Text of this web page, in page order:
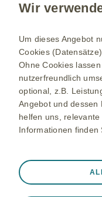
Kontakt/
Bestellservice
Therapiegebiete
Meningokokken-
Gürtelrose-Erkrankung
RSV-Erkrankung
Wir
Um dieses Angebot
Cookies
Ohne Cookies
nutzerfreundlich
optional, z.B.
Angebot und dessen
helfen uns,
Informationen finden